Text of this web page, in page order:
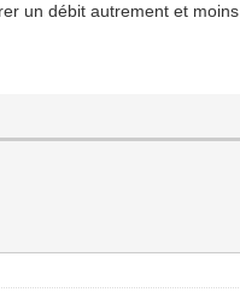
un débit autrement et